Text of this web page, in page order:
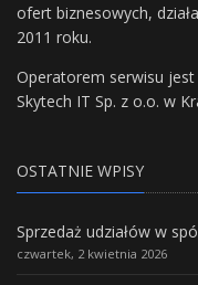
ofert biznesowych,
2011 roku.
Operatorem serwisu
Skytech IT Sp. z o.o. w
OSTATNIE WPISY
czwartek, 2 kwietnia 2026